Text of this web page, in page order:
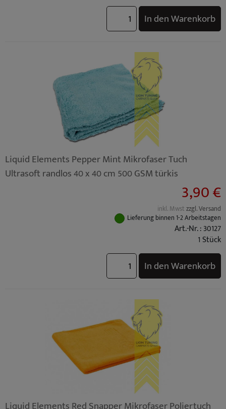
In den Warenkorb
Liquid Elements Pepper Mint Mikrofaser Tuch
Ultrasoft randlos 40 x 40 cm 500 GSM türkis
3,90 €
inkl. Mwstzzgl. Versand
Lieferung binnen 1-2 Arbeitstagen
Art.-Nr. : 30127
1 Stück
In den Warenkorb